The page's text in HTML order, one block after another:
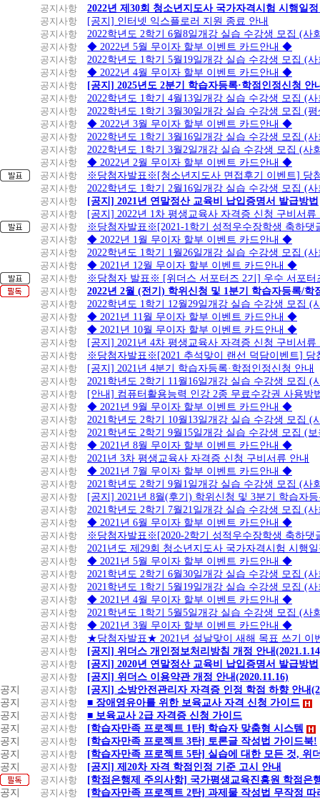
공지사항
2022년 제30회 청소년지도사 국가자격시험 시행일
공지사항
[공지] 인터넷 익스플로러 지원 종료 안내
공지사항
2022학년도 2학기 6월8일개강 실습 수강생 모집 (사
공지사항
◆ 2022년 5월 무이자 할부 이벤트 카드안내 ◆
공지사항
2022학년도 1학기 5월19일개강 실습 수강생 모집 (
공지사항
◆ 2022년 4월 무이자 할부 이벤트 카드안내 ◆
공지사항
[공지] 2025년도 2분기 학습자등록·학점인정신청 안
공지사항
2022학년도 1학기 4월13일개강 실습 수강생 모집 (
공지사항
2022학년도 1학기 3월30일개강 실습 수강생 모집 (
공지사항
◆ 2022년 3월 무이자 할부 이벤트 카드안내 ◆
공지사항
2022학년도 1학기 3월16일개강 실습 수강생 모집 (
공지사항
2022학년도 1학기 3월2일개강 실습 수강생 모집 (사
공지사항
◆ 2022년 2월 무이자 할부 이벤트 카드안내 ◆
공지사항
※당첨자발표※[청소년지도사 면접후기 이벤트] 당
공지사항
2022학년도 1학기 2월16일개강 실습 수강생 모집 (
공지사항
[공지] 2021년 연말정산 교육비 납입증명서 발급방법
공지사항
[공지] 2022년 1차 평생교육사 자격증 신청 구비서류
공지사항
※당첨자발표※[2021-1학기 성적우수장학생 축하댓
공지사항
◆ 2022년 1월 무이자 할부 이벤트 카드안내 ◆
공지사항
2022학년도 1학기 1월26일개강 실습 수강생 모집 (
공지사항
◆ 2021년 12월 무이자 할부 이벤트 카드안내 ◆
공지사항
※당첨자 발표※ [위더스 서포터즈 2기] 우수 서포터
공지사항
2022년 2월 (전기) 학위신청 및 1분기 학습자등록/학
공지사항
2022학년도 1학기 12월29일개강 실습 수강생 모집 (
공지사항
◆ 2021년 11월 무이자 할부 이벤트 카드안내 ◆
공지사항
◆ 2021년 10월 무이자 할부 이벤트 카드안내 ◆
공지사항
[공지] 2021년 4차 평생교육사 자격증 신청 구비서류
공지사항
※당첨자발표※[2021 추석맞이 랜선 덕담이벤트] 당
공지사항
[공지] 2021년 4분기 학습자등록·학점인정신청 안내
공지사항
2021학년도 2학기 11월16일개강 실습 수강생 모집 (
공지사항
[안내] 컴퓨터활용능력 인강 2종 무료수강권 사용방
공지사항
◆ 2021년 9월 무이자 할부 이벤트 카드안내 ◆
공지사항
2021학년도 2학기 10월13일개강 실습 수강생 모집 (
공지사항
2021학년도 2학기 9월15일개강 실습 수강생 모집 (
공지사항
◆ 2021년 8월 무이자 할부 이벤트 카드안내 ◆
공지사항
2021년 3차 평생교육사 자격증 신청 구비서류 안내
공지사항
◆ 2021년 7월 무이자 할부 이벤트 카드안내 ◆
공지사항
2021학년도 2학기 9월1일개강 실습 수강생 모집 (사
공지사항
[공지] 2021년 8월(후기) 학위신청 및 3분기 학습자
공지사항
2021학년도 2학기 7월21일개강 실습 수강생 모집 (
공지사항
◆ 2021년 6월 무이자 할부 이벤트 카드안내 ◆
공지사항
※당첨자발표※[2020-2학기 성적우수장학생 축하댓
공지사항
2021년도 제29회 청소년지도사 국가자격시험 시행
공지사항
◆ 2021년 5월 무이자 할부 이벤트 카드안내 ◆
공지사항
2021학년도 2학기 6월30일개강 실습 수강생 모집 (
공지사항
2021학년도 1학기 5월19일개강 실습 수강생 모집 (
공지사항
◆ 2021년 4월 무이자 할부 이벤트 카드안내 ◆
공지사항
2021학년도 1학기 5월5일개강 실습 수강생 모집 (사
공지사항
◆ 2021년 3월 무이자 할부 이벤트 카드안내 ◆
공지사항
★당첨자발표★ 2021년 설날맞이 새해 목표 쓰기 이
공지사항
[공지] 위더스 개인정보처리방침 개정 안내
공지사항
[공지] 2020년 연말정산 교육비 납입증명서 발급방법
공지사항
[공지] 위더스 이용약관 개정 안내(2020.11.16)
공지
공지사항
[공지] 소방안전관리자 자격증 인정 학점 하향 안내
공지
공지사항
■ 장애영유아를 위한 보육교사 자격 신청 가이드
공지
공지사항
■ 보육교사 2급 자격증 신청 가이드
공지
공지사항
[학습자만족 프로젝트 1탄] 학습자 맞춤형 시스템
공지
공지사항
[학습자만족 프로젝트 3탄] 토론글 작성법 가이드북!
공지
공지사항
[학습자만족 프로젝트 5탄] 실습에 대한 모든 것, 위
공지
공지사항
[공지] 제20차 자격 학점인정 기준 고시 안내
공지사항
[학점은행제 주의사항] 국가평생교육진흥원 학점은
공지
공지사항 [학습자만족 프로젝트 2탄] 과제물 작성법 무작정 따